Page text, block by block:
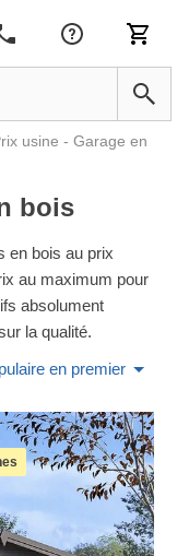
usine - Garage en
bois
en bois au prix
au maximum pour
absolument
la qualité.
en premier